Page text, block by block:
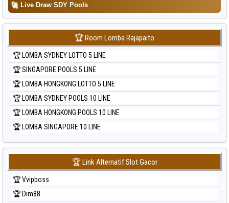
🚀 Live Draw SDY Pools
🏆 Room Lomba Rajapaito
🏆 LOMBA SYDNEY LOTTO 5 LINE
🏆 SINGAPORE POOLS 5 LINE
🏆 LOMBA HONGKONG LOTTO 5 LINE
🏆 LOMBA SYDNEY POOLS 10 LINE
🏆 LOMBA HONGKONG POOLS 10 LINE
🏆 LOMBA SINGAPORE 10 LINE
🏆 Link Alternatif Slot Gacor
🏆 Vvipboss
🏆 Dim88